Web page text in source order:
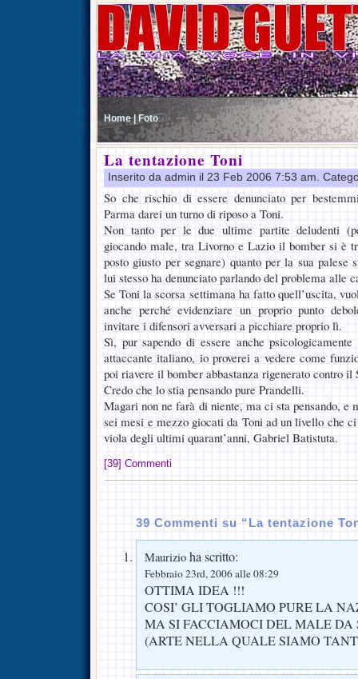
Home | Foto
La tentazione Toni
Inserito da admin il 23 Feb 2006 7:53 am.
So che rischio di essere denunciato per
Parma darei un turno di riposo a Toni.
Non tanto per le due ultime partite deludenti
giocando male, tra Livorno e Lazio il bomber si è
posto giusto per segnare) quanto per la sua palese
lui stesso ha denunciato parlando del problema alle
Se Toni la scorsa settimana ha fatto quell’uscita,
anche perché evidenziare un proprio punto
invitare i difensori avversari a picchiare proprio lì.
Sì, pur sapendo di essere anche
attaccante italiano, io proverei a vedere come
poi riavere il bomber abbastanza rigenerato contro il
Credo che lo stia pensando pure Prandelli.
Magari non ne farà di niente, ma ci sta pensando, e
sei mesi e mezzo giocati da Toni ad un livello che
viola degli ultimi quarant’anni, Gabriel Batistuta.
[39] Commenti
39 Commenti su “La tentazione
Maurizio ha scritto:
Febbraio 23rd, 2006 alle 08:29
OTTIMA IDEA !!!
COSI’ GLI TOGLIAMO PURE LA
MA SI FACCIAMOCI DEL MALE DA
(ARTE NELLA QUALE SIAMO